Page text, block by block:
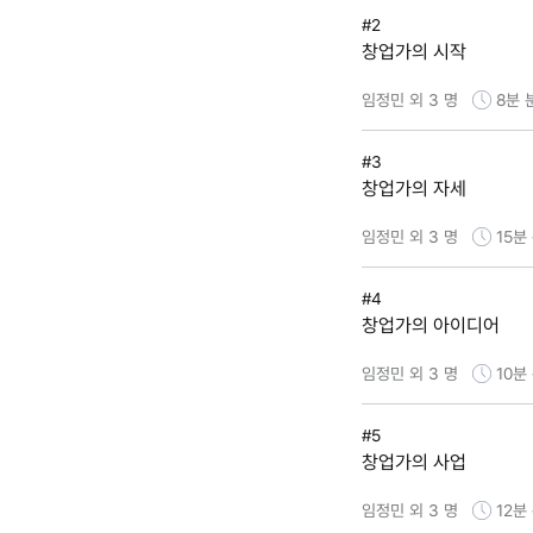
#2
창업가의 시작
임정민 외 3 명 8분
#3
창업가의 자세
임정민 외 3 명 15분
#4
창업가의 아이디어
임정민 외 3 명 10분
#5
창업가의 사업
임정민 외 3 명 12분